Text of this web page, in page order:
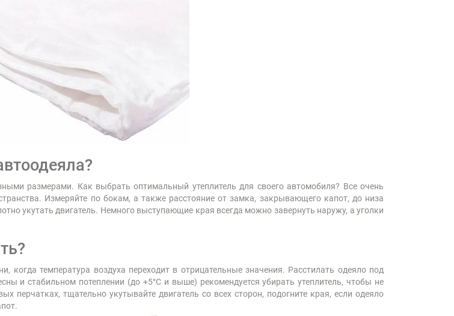
размерами. Как выбрать оптимальный утеплитель для своего автомобиля? Все очень
Измеряйте по бокам, а также расстояние от замка, закрывающего капот, до низа
укутать двигатель. Немного выступающие края всегда можно завернуть наружу, а уголки
когда температура воздуха переходит в отрицательные значения. Расстилать одеяло под
и стабильном потеплении (до +5°С и выше) рекомендуется убирать утеплитель, чтобы не
перчатках, тщательно укутывайте двигатель со всех сторон, подогните края, если одеяло